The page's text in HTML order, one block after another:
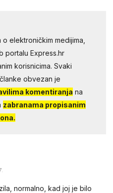
elektroničkim medijima,
portalu Express.hr
korisnicima. Svaki
obvezan je
komentiranja na
zabranama propisanim
normalno, kad joj je bilo